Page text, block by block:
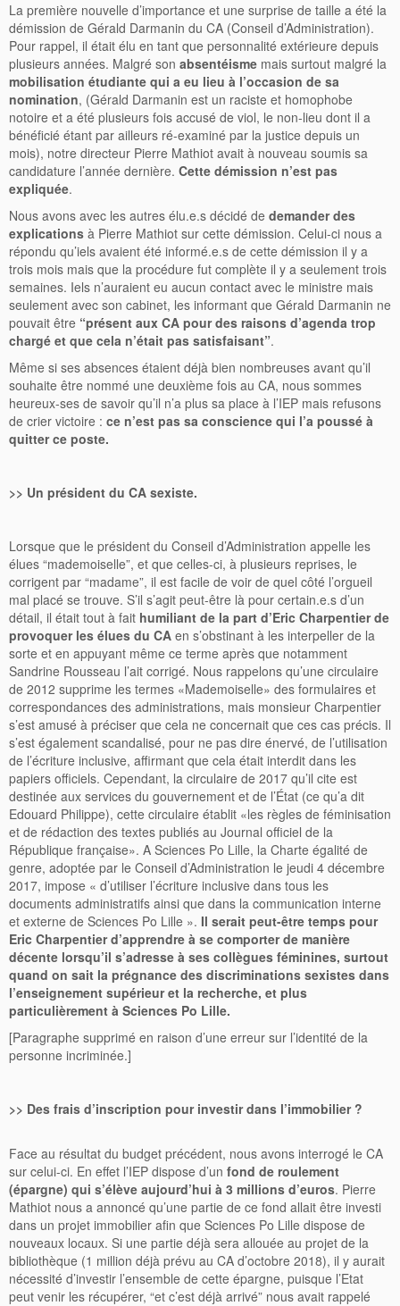
La première nouvelle d’importance et une surprise de taille a été la
démission de Gérald Darmanin du CA (Conseil d’Administration).
Pour rappel, il était élu en tant que personnalité extérieure depuis
plusieurs années. Malgré son absentéisme mais surtout malgré la
mobilisation étudiante qui a eu lieu à l’occasion de sa
nomination, (Gérald Darmanin est un raciste et homophobe
notoire et a été plusieurs fois accusé de viol, le non-lieu dont il a
bénéficié étant par ailleurs ré-examiné par la justice depuis un
mois), notre directeur Pierre Mathiot avait à nouveau soumis sa
candidature l’année dernière. Cette démission n’est pas
expliquée.
Nous avons avec les autres élu.e.s décidé de demander des
explications à Pierre Mathiot sur cette démission. Celui-ci nous a
répondu qu’iels avaient été informé.e.s de cette démission il y a
trois mois mais que la procédure fut complète il y a seulement trois
semaines. Iels n’auraient eu aucun contact avec le ministre mais
seulement avec son cabinet, les informant que Gérald Darmanin ne
pouvait être “présent aux CA pour des raisons d’agenda trop
chargé et que cela n’était pas satisfaisant”.
Même si ses absences étaient déjà bien nombreuses avant qu’il
souhaite être nommé une deuxième fois au CA, nous sommes
heureux-ses de savoir qu’il n’a plus sa place à l’IEP mais refusons
de crier victoire : ce n’est pas sa conscience qui l’a poussé à
quitter ce poste.
>> Un président du CA sexiste.
Lorsque que le président du Conseil d’Administration appelle les
élues “mademoiselle”, et que celles-ci, à plusieurs reprises, le
corrigent par “madame”, il est facile de voir de quel côté l’orgueil
mal placé se trouve. S’il s’agit peut-être là pour certain.e.s d’un
détail, il était tout à fait humiliant de la part d’Eric Charpentier de
provoquer les élues du CA en s’obstinant à les interpeller de la
sorte et en appuyant même ce terme après que notamment
Sandrine Rousseau l’ait corrigé. Nous rappelons qu’une circulaire
de 2012 supprime les termes «Mademoiselle» des formulaires et
correspondances des administrations, mais monsieur Charpentier
s’est amusé à préciser que cela ne concernait que ces cas précis. Il
s’est également scandalisé, pour ne pas dire énervé, de l’utilisation
de l’écriture inclusive, affirmant que cela était interdit dans les
papiers officiels. Cependant, la circulaire de 2017 qu’il cite est
destinée aux services du gouvernement et de l’État (ce qu’a dit
Edouard Philippe), cette circulaire établit «les règles de féminisation
et de rédaction des textes publiés au Journal officiel de la
République française». A Sciences Po Lille, la Charte égalité de
genre, adoptée par le Conseil d’Administration le jeudi 4 décembre
2017, impose « d’utiliser l’écriture inclusive dans tous les
documents administratifs ainsi que dans la communication interne
et externe de Sciences Po Lille ». Il serait peut-être temps pour
Eric Charpentier d’apprendre à se comporter de manière
décente lorsqu’il s’adresse à ses collègues féminines, surtout
quand on sait la prégnance des discriminations sexistes dans
l’enseignement supérieur et la recherche, et plus
particulièrement à Sciences Po Lille.
[Paragraphe supprimé en raison d’une erreur sur l’identité de la
personne incriminée.]
>> Des frais d’inscription pour investir dans l’immobilier ?
Face au résultat du budget précédent, nous avons interrogé le CA
sur celui-ci. En effet l’IEP dispose d’un fond de roulement
(épargne) qui s’élève aujourd’hui à 3 millions d’euros. Pierre
Mathiot nous a annoncé qu’une partie de ce fond allait être investi
dans un projet immobilier afin que Sciences Po Lille dispose de
nouveaux locaux. Si une partie déjà sera allouée au projet de la
bibliothèque (1 million déjà prévu au CA d’octobre 2018), il y aurait
nécessité d’investir l’ensemble de cette épargne, puisque l’Etat
peut venir les récupérer, “et c’est déjà arrivé” nous avait rappelé